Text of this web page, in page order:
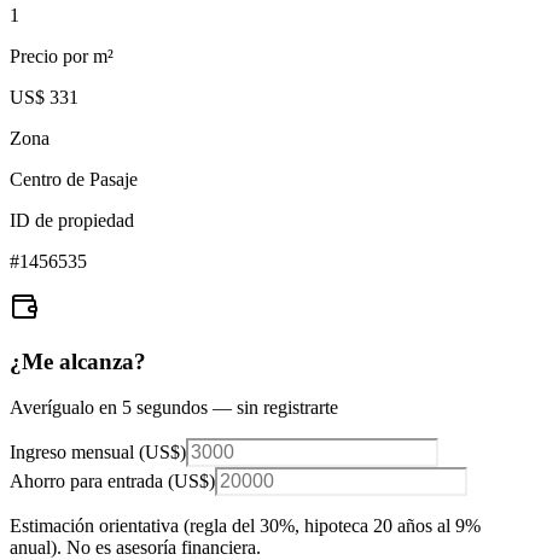
1
Precio por m²
US$ 331
Zona
Centro de Pasaje
ID de propiedad
#1456535
¿Me alcanza?
Averígualo en 5 segundos — sin registrarte
Ingreso mensual (US$)
Ahorro para entrada (US$)
Estimación orientativa (regla del 30%, hipoteca 20 años al 9%
anual). No es asesoría financiera.